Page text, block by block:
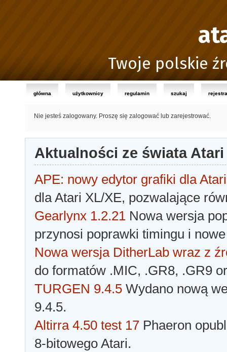
Twoje polskie
główna użytkownicy regulamin szukaj
Nie jesteś zalogowany. Proszę się zalogować lub zarejestrować.
Aktualności ze świata Atari
APE: nowy edytor grafiki dla Atari
dla Atari XL/XE, pozwalające
Gearlynx 1.2.21 Nowa wersja
przynosi poprawki timingu i
Nowa wersja DitherLab wraz z
do formatów .MIC, .GR8, .GR9
TURGEN 9.4.5 Wydano nową
9.4.5.
Altirra 4.50 test 17 Phaeron
8-bitowego Atari.